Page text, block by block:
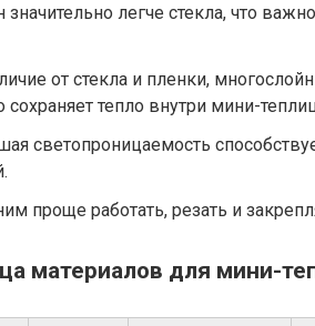
значительно легче стекла, что
от стекла и пленки,
тепло внутри мини-
светопроницаемость
проще работать, резать и
материалов для мини-